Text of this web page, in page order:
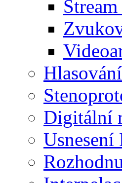
Stream
Hlasování
Digitální
Usnesení